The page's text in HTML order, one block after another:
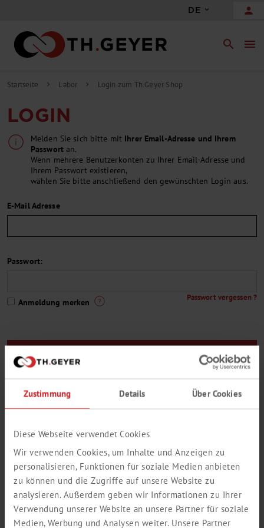
Zustimmung Details Über Cookies
Diese Webseite verwendet Cookies
Wir verwenden Cookies, um Inhalte und Anzeigen zu
personalisieren, Funktionen für soziale Medien anbieten
zu können und die Zugriffe auf unsere Website zu
analysieren. Außerdem geben wir Informationen zu Ihrer
Verwendung unserer Website an unsere Partner für soziale
Medien, Werbung und Analysen weiter. Unsere Partner
DE person
search menu
Startseite chevron_right Labor chevron_right Login zum Th.Geyer Shop
LOGIN
Melden Sie sich bitte mit Ihrer Email-Adresse und Ihrem
Passwortan.
Wenn mehrere Benutzerkonten zu Ihrer Email-Adresse und
Ihrem Passwort existieren,
wählen Sie bitte anschließend den gewünschten Login aus.
E-Mail Adresse
Passwort:
Anmeldung merken Passwort vergessen ?
Sie sind noch kein Th. Geyer-Kunde oder Sie haben noch keinen
Zugang zum Webshop ?
Hier geht es zur Registrierung
Eine kleine Auswahl aus unserem Lieferprogramm: